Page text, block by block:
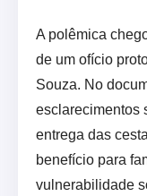
A polêmica
de um ofício
Souza. No
esclarecimentos
entrega das
benefício para
vulnerabilidade